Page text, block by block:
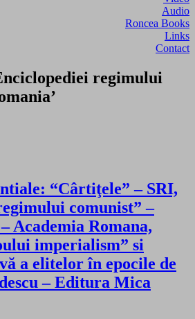
Audio
Roncea Books
Links
Contact
regimului
“Cârtiţele” – SRI,
comunist” –
Academia Romana,
imperialism” si
a elitelor în epocile de
– Editura Mica